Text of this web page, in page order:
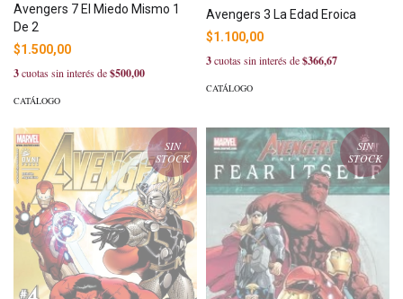
Avengers 7 El Miedo Mismo 1
De 2
$1.500,00
3cuotas sin interés de$500,00
CATÁLOGO
Avengers 3 La Edad Eroica
$1.100,00
3cuotas sin interés de$366,67
CATÁLOGO
SIN
STOCK
SIN
STOCK